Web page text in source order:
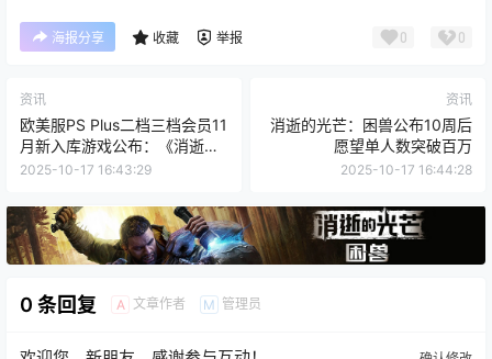
海报分享 收藏 举报 0 0
资讯
欧美服PS Plus二档三档会员11
月新入库游戏公布：《消逝的
光芒2》等
2025-10-17 16:43:29
资讯
消逝的光芒：困兽公布10周后
愿望单人数突破百万
2025-10-17 16:44:28
0 条回复 A 文章作者 M 管理员